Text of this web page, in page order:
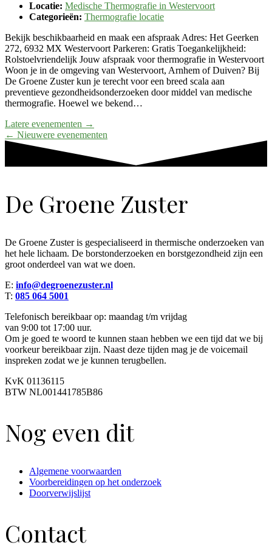
Locatie: Medische Thermografie in Westervoort
Categorieën: Thermografie locatie
Bekijk beschikbaarheid en maak een afspraak Adres: Het Geerken
272, 6932 MX Westervoort Parkeren: Gratis Toegankelijkheid:
Rolstoelvriendelijk Jouw afspraak voor thermografie in Westervoort
Woon je in de omgeving van Westervoort, Arnhem of Duiven? Bij
De Groene Zuster kun je terecht voor een breed scala aan
preventieve gezondheidsonderzoeken door middel van medische
thermografie. Hoewel we bekend…
Latere evenementen →
← Nieuwere evenementen
De Groene Zuster
De Groene Zuster is gespecialiseerd in thermische onderzoeken van
het hele lichaam. De borstonderzoeken en borstgezondheid zijn een
groot onderdeel van wat we doen.
E: info@degroenezuster.nl
T: 085 064 5001
Telefonisch bereikbaar op: maandag t/m vrijdag
van 9:00 tot 17:00 uur.
Om je goed te woord te kunnen staan hebben we een tijd dat we bij
voorkeur bereikbaar zijn. Naast deze tijden mag je de voicemail
inspreken zodat we je kunnen terugbellen.
KvK 01136115
BTW NL001441785B86
Nog even dit
Algemene voorwaarden
Voorbereidingen op het onderzoek
Doorverwijslijst
Contact